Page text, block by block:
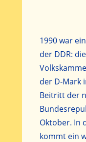
1990 war
der DDR:
der D-Mark
Beitritt der
Oktober. In
kommt ein